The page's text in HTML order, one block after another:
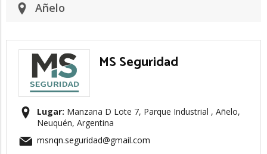
Añelo
MS Seguridad
Lugar: Manzana D Lote 7, Parque Industrial , Añelo,
Neuquén, Argentina
msnqn.seguridad@gmail.com